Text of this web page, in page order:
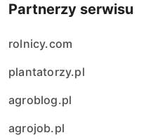
Partnerzy serwisu
rolnicy.com
plantatorzy.pl
agroblog.pl
agrojob.pl